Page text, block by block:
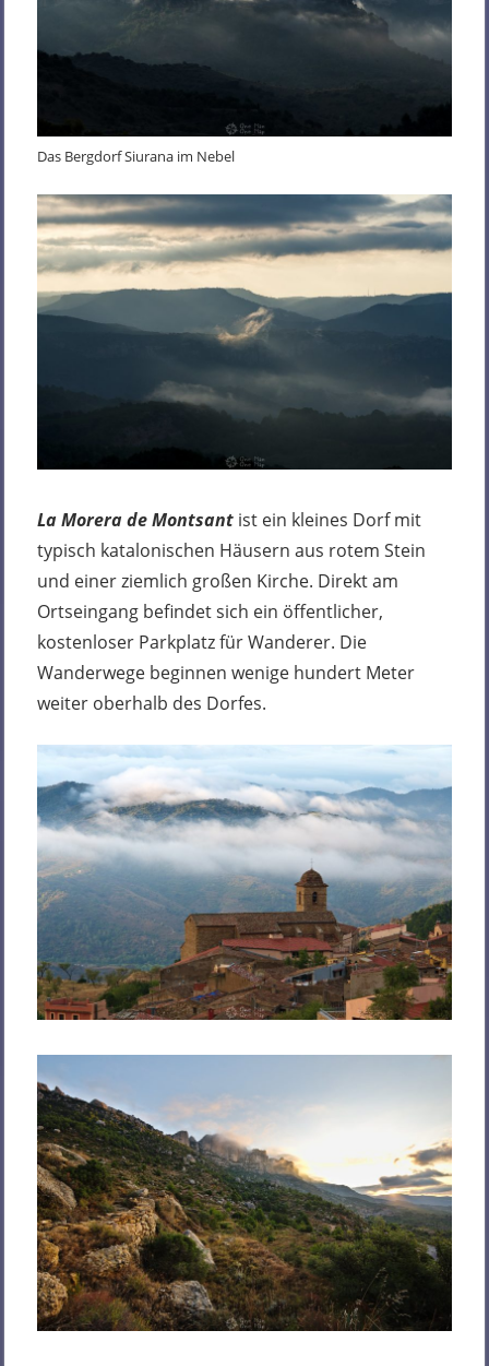
Das Bergdorf Siurana im Nebel
La Morera de Montsant ist ein kleines Dorf mit
typisch katalonischen Häusern aus rotem Stein
und einer ziemlich großen Kirche. Direkt am
Ortseingang befindet sich ein öffentlicher,
kostenloser Parkplatz für Wanderer. Die
Wanderwege beginnen wenige hundert Meter
weiter oberhalb des Dorfes.